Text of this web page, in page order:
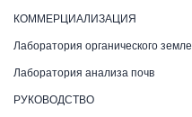
КОММЕРЦИАЛИЗАЦИЯ
Лаборатория органического
Лаборатория анализа почв
РУКОВОДСТВО